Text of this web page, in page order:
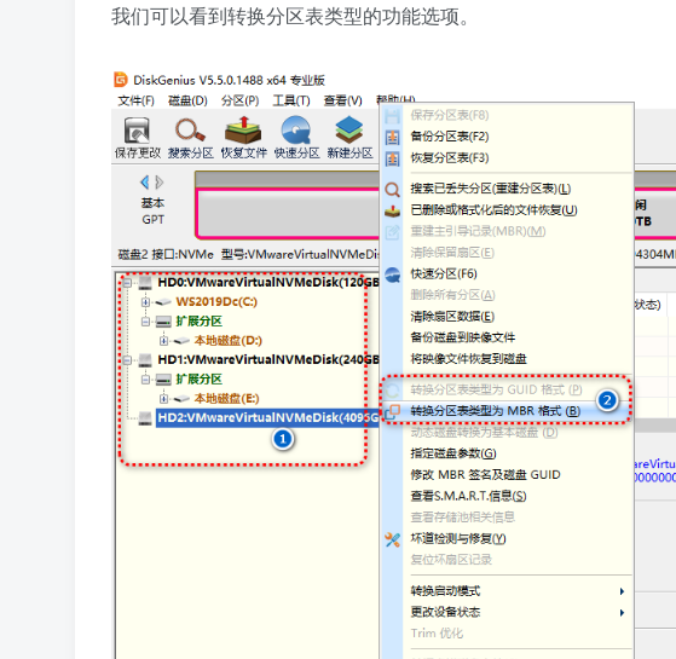
我们可以看到转换分区表类型的功能选项。